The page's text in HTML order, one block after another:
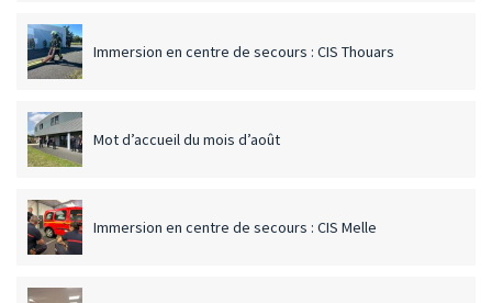
Immersion en centre de secours : CIS Thouars
Mot d’accueil du mois d’août
Immersion en centre de secours : CIS Melle